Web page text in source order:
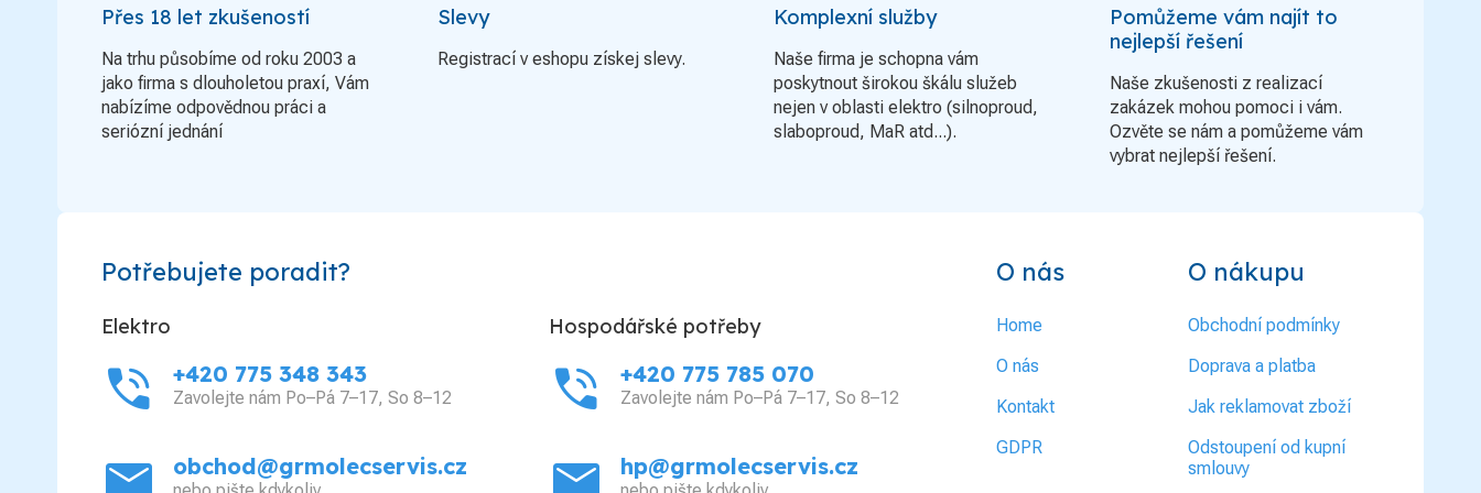
Přes 18 let zkušeností
Na trhu působíme od roku 2003 a
jako firma s dlouholetou praxí, Vám
nabízíme odpovědnou práci a
seriózní jednání
Slevy
Registrací v eshopu získej slevy.
Komplexní služby
Naše firma je schopna vám
poskytnout širokou škálu služeb
nejen v oblasti elektro (silnoproud,
slaboproud, MaR atd...).
Pomůžeme vám najít to
nejlepší řešení
Naše zkušenosti z realizací
zakázek mohou pomoci i vám.
Ozvěte se nám a pomůžeme vám
vybrat nejlepší řešení.
Potřebujete poradit?
Elektro
phone_in_talk +420 775 348 343
Zavolejte nám Po–Pá 7–17, So 8–12
obchod@grmolecservis.cz
Hospodářské potřeby
phone_in_talk +420 775 785 070
Zavolejte nám Po–Pá 7–17, So 8–12
hp@grmolecservis.cz
O nás
Home
O nás
Kontakt
GDPR
O nákupu
Obchodní podmínky
Doprava a platba
Jak reklamovat zboží
Odstoupení od kupní
smlouvy